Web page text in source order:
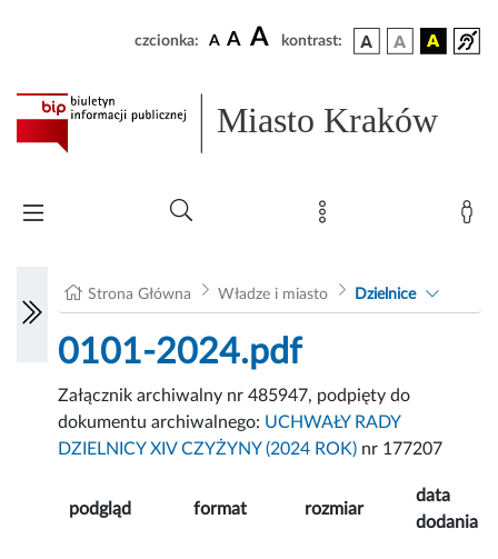
czcionka: A A A kontrast:
Miasto Kraków
Strona Główna Władze i miasto Dzielnice
0101-2024.pdf
Załącznik archiwalny nr 485947, podpięty do
dokumentu archiwalnego: UCHWAŁY RADY
DZIELNICY XIV CZYŻYNY (2024 ROK) nr 177207
podgląd format rozmiar
data
dodania